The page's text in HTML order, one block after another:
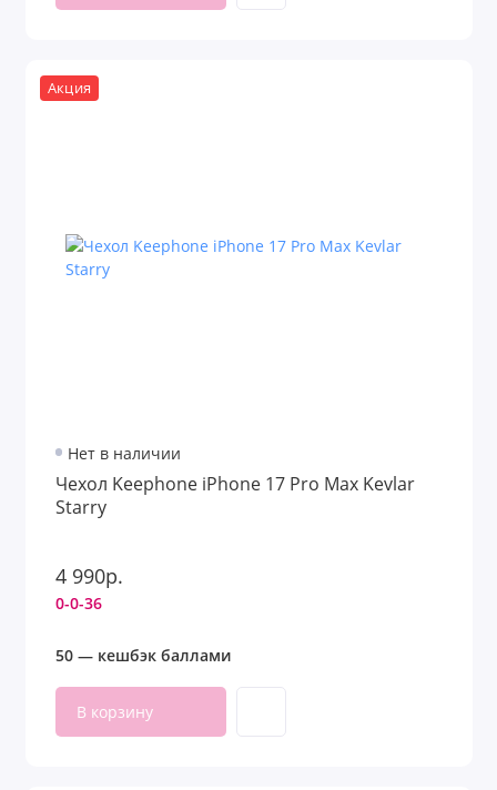
Акция
Нет в наличии
Чехол Keephone iPhone 17 Pro Max Kevlar
Starry
4 990р.
0-0-36
50 — кешбэк баллами
В корзину